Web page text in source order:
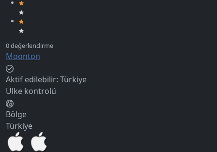
Moonton
Aktif edilebilir: Türkiye
Ülke kontrolü
Bölge
Türkiye